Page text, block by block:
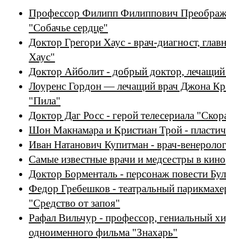
Профессор Филипп Филиппович
"Собачье сердце"
Доктор Грегори Хаус - врач-диагност,
Хаус"
Доктор Айболит - добрый доктор,
Лоуренс Гордон — лечащий врач Джона
"Пила"
Доктор Даг Росс - герой телесериала
Шон Макнамара и Кристиан Трой -
Иван Натанович Купитман - врач-
Самые известные врачи и медсестры в кино
Доктор Борменталь - персонаж повести
Федор Гребешков - театральный
"Средство от запоя"
Рафал Вильчур - профессор, гениальный
одноименного фильма "Знахарь"